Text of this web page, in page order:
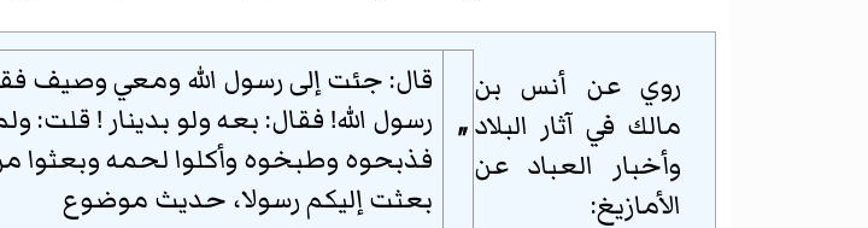
روي عن أنس بن
مالك في آثار البلاد
وأخبار العباد عن
الأمازيغ:
"
قال: جئت إلى رسول الله ومعي وصيف
رسول الله! فقال: بعه ولو بدينار ! قلت:
فذبحوه وطبخوه وأكلوا لحمه وبعثوا
بعثت إليكم رسولا، حديث موضوع